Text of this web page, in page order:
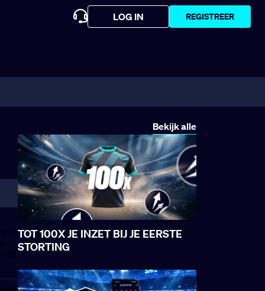
LOG IN REGISTREER
Bekijk alle
TOT 100X JE INZET BIJ JE EERSTE
STORTING